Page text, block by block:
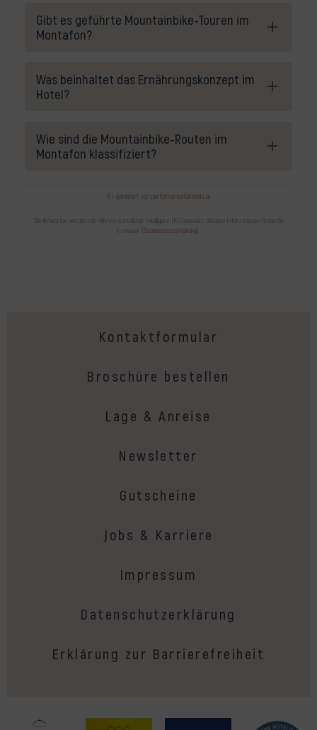
Gibt es geführte Mountainbike-Touren im
Montafon?
Was beinhaltet das Ernährungskonzept im
Hotel?
Wie sind die Mountainbike-Routen im
Montafon klassifiziert?
KI-generiert von performance4brands.ai
Die Antworten werden mit Hilfe von künstlicher Intelligenz (KI) generiert. Weitere Informationen finden Sie
in unserer [Datenschutzerklärung]
Kontaktformular
Broschüre bestellen
Lage & Anreise
Newsletter
Gutscheine
Jobs & Karriere
Impressum
Datenschutzerklärung
Erklärung zur Barrierefreiheit